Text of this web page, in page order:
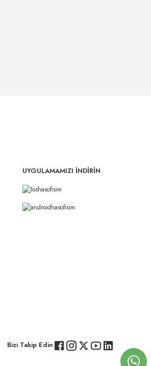
UYGULAMAMIZI İNDİRİN
Bizi Takip Edin